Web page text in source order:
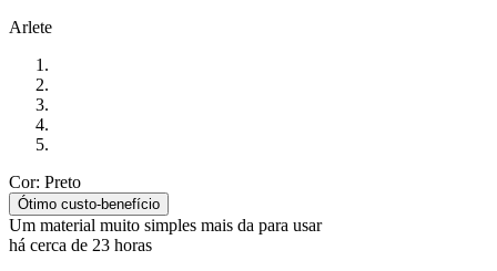
Arlete
Cor: Preto
Ótimo custo-benefício
Um material muito simples mais da para usar
há cerca de 23 horas